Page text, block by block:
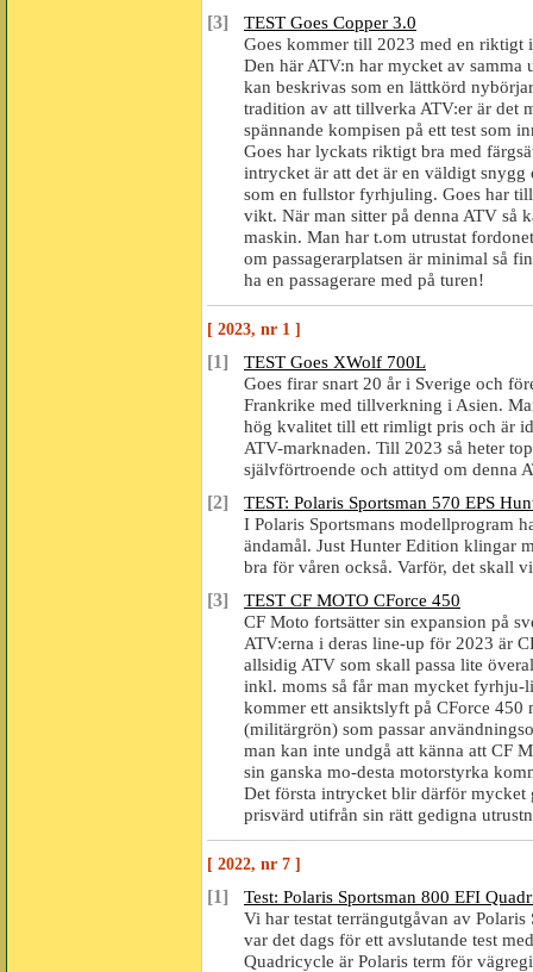
[3]
TEST Goes Copper 3.0
Goes kommer till 2023 med en riktigt
Den här ATV:n har mycket av samma
kan beskrivas som en lättkörd
tradition av att tillverka ATV:er är det
spännande kompisen på ett test som
Goes har lyckats riktigt bra med
intrycket är att det är en väldigt
som en fullstor fyrhjuling. Goes har
vikt. När man sitter på denna ATV så
maskin. Man har t.om utrustat
om passagerarplatsen är minimal så
ha en passagerare med på turen!
[ 2023, nr 1 ]
[1]
TEST Goes XWolf 700L
Goes firar snart 20 år i Sverige och
Frankrike med tillverkning i Asien.
hög kvalitet till ett rimligt pris och är
ATV-marknaden. Till 2023 så heter
självförtroende och attityd om denna
[2]
TEST: Polaris Sportsman 570 EPS
I Polaris Sportsmans modellprogram
ändamål. Just Hunter Edition klingar
bra för våren också. Varför, det skall
[3]
TEST CF MOTO CForce 450
CF Moto fortsätter sin expansion på
ATV:erna i deras line-up för 2023 är
allsidig ATV som skall passa lite
inkl. moms så får man mycket fyrhju-
kommer ett ansiktslyft på CForce
(militärgrön) som passar
man kan inte undgå att känna att CF
sin ganska mo-desta motorstyrka
Det första intrycket blir därför mycket
prisvärd utifrån sin rätt gedigna
[ 2022, nr 7 ]
[1]
Test: Polaris Sportsman 800 EFI
Vi har testat terrängutgåvan av
var det dags för ett avslutande test
Quadricycle är Polaris term för